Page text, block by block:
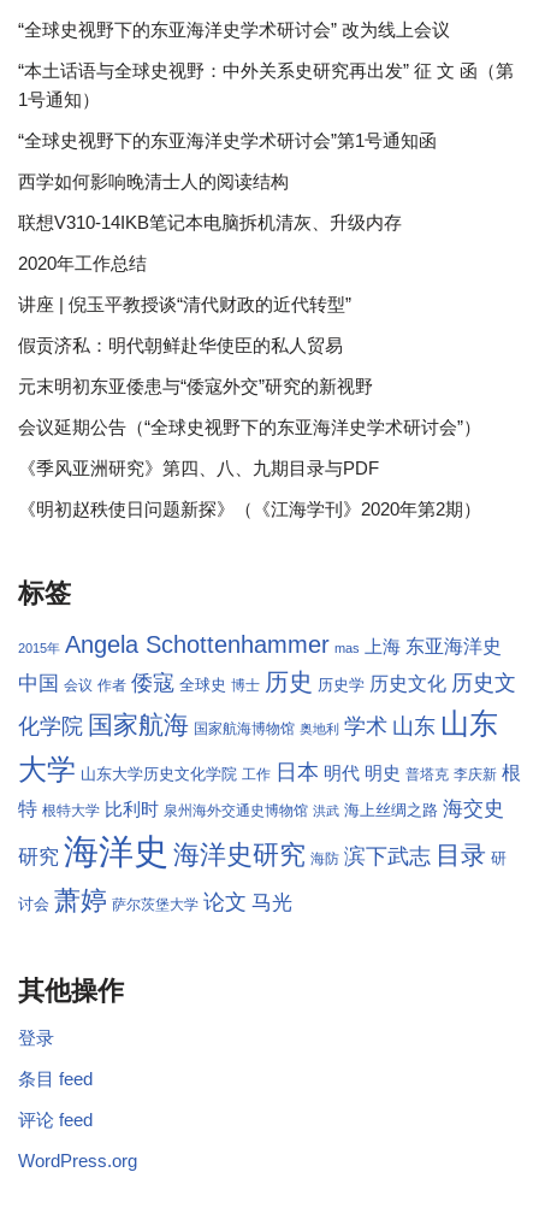
“全球史视野下的东亚海洋史学术研讨会” 改为线上会议
“本土话语与全球史视野：中外关系史研究再出发” 征 文 函（第
1号通知）
“全球史视野下的东亚海洋史学术研讨会”第1号通知函
西学如何影响晚清士人的阅读结构
联想V310-14IKB笔记本电脑拆机清灰、升级内存
2020年工作总结
讲座 | 倪玉平教授谈“清代财政的近代转型”
假贡济私：明代朝鲜赴华使臣的私人贸易
元末明初东亚倭患与“倭寇外交”研究的新视野
会议延期公告（“全球史视野下的东亚海洋史学术研讨会”）
《季风亚洲研究》第四、八、九期目录与PDF
《明初赵秩使日问题新探》（《江海学刊》2020年第2期）
标签
2015年 Angela Schottenhammer mas 上海 东亚海洋史
中国 会议 作者 倭寇 全球史 博士 历史 历史学 历史文化 历史文
化学院 国家航海 国家航海博物馆 奥地利 学术 山东 山东
大学 山东大学历史文化学院 工作 日本 明代 明史 普塔克 李庆新 根
特 根特大学 比利时 泉州海外交通史博物馆 洪武 海上丝绸之路 海交史
研究 海洋史 海洋史研究 海防 滨下武志 目录 研
讨会 萧婷 萨尔茨堡大学 论文 马光
其他操作
登录
条目 feed
评论 feed
WordPress.org